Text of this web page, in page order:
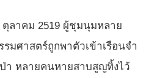
ลาคม 2519 ผู้ชุมนุมหลาย
มศาสตร์ถูกพาตัวเข้าเรือนจำ
า หลายคนหายสาบสูญทิ้งไว้